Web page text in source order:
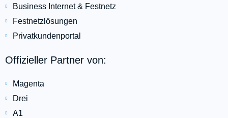
Business Internet & Festnetz
Festnetzlösungen
Privatkundenportal
Offizieller Partner von:
Magenta
Drei
A1